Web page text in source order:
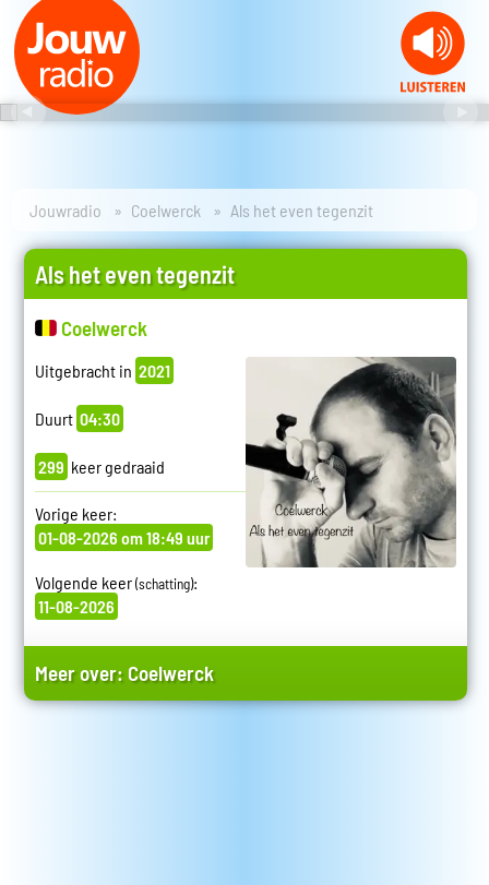
Jouwradio Coelwerck Als het even tegenzit
Als het even tegenzit
Coelwerck
Uitgebracht in 2021
Duurt 04:30
299 keer gedraaid
Vorige keer:
01-08-2026 om 18:49 uur
Volgende keer(schatting):
11-08-2026
Meer over: Coelwerck